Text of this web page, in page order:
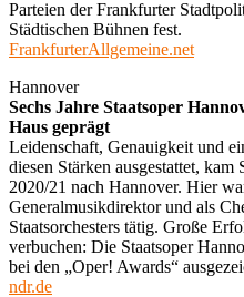
Parteien der Frankfurter
Städtischen Bühnen fest.
FrankfurterAllgemeine.net
Hannover
Sechs Jahre Staatsoper
Haus geprägt
Leidenschaft, Genauigkeit und
diesen Stärken ausgestattet,
2020/21 nach Hannover. Hier
Generalmusikdirektor und als
Staatsorchesters tätig. Große
verbuchen: Die Staatsoper
bei den „Oper! Awards“
ndr.de